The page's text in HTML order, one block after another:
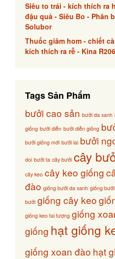
Siêu to trái - kích thích ra
đậu quả - Siêu Bo - Phân
Solubor
Thuốc giâm hom - chiết
kích thích ra rễ - Kina R206
Tags Sản Phẩm
bưởi cao sản bưởi da xanh
giống bưởi diễn bưởi diễn giống
bưởi giống mới bưởi lai bưởi
doi bưởi ta cây bưởi cây
cây keo cây keo giống
đào giống bưởi da xanh giống
bưởi giống cây keo
giống keo tai tượng giống
giống hạt giống
giống xoan đào hạt